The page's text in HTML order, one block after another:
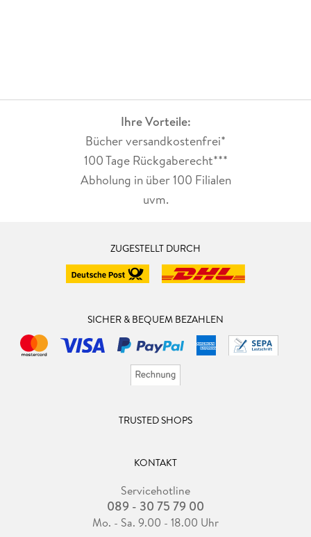
Ihre Vorteile:
Bücher versandkostenfrei*
100 Tage Rückgaberecht***
Abholung in über 100 Filialen
uvm.
ZUGESTELLT DURCH
SICHER & BEQUEM BEZAHLEN
TRUSTED SHOPS
KONTAKT
Servicehotline
089 - 30 75 79 00
Mo. - Sa. 9.00 - 18.00 Uhr